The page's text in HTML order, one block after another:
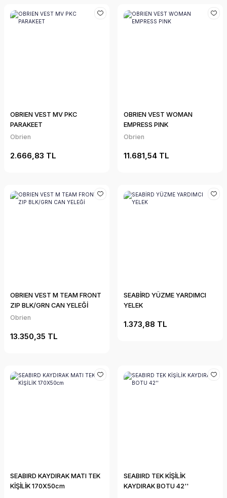
OBRIEN VEST MV PKC
PARAKEET
Obrien
2.666,83 TL
OBRIEN VEST WOMAN
EMPRESS PINK
Obrien
11.681,54 TL
OBRIEN VEST M TEAM FRONT
ZIP BLK/GRN CAN YELEĞİ
Obrien
13.350,35 TL
SEABİRD YÜZME YARDIMCI
YELEK
1.373,88 TL
SEABIRD KAYDIRAK MATI TEK
KİŞİLİK 170X50cm
SEABIRD TEK KİŞİLİK
KAYDIRAK BOTU 42''